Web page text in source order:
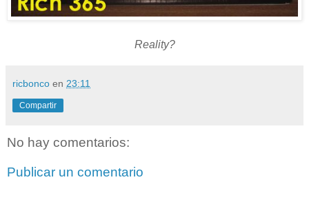
Reality?
ricbonco en 23:11
Compartir
No hay comentarios:
Publicar un comentario